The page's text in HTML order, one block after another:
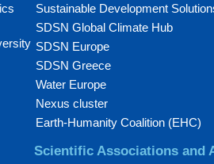
Sustainable Development
SDSN Global Climate Hub
SDSN Europe
SDSN Greece
Water Europe
Nexus cluster
Earth-Humanity Coalition (EHC)
Scientific Associations and